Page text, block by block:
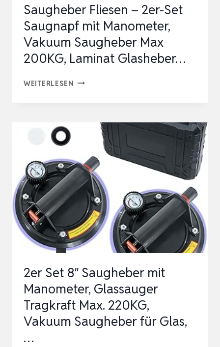
Saugheber Fliesen – 2er-Set
Saugnapf mit Manometer,
Vakuum Saugheber Max
200KG, Laminat Glasheber…
WEITERLESEN SAUGHEBER
SAUGNAPF
MIT
MANOMETER,
VAKUUM
SAUGHEBER
MAX
200KG,
GLASHEBER…
2er Set 8″ Saugheber mit
Manometer, Glassauger
Tragkraft Max. 220KG,
Vakuum Saugheber für Glas,
…